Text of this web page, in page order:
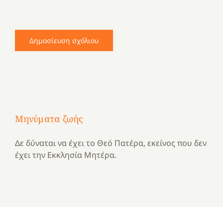
Μηνύματα ζωής
Δε δύναται να έχει το Θεό Πατέρα, εκείνος που δεν
έχει την Εκκλησία Μητέρα.